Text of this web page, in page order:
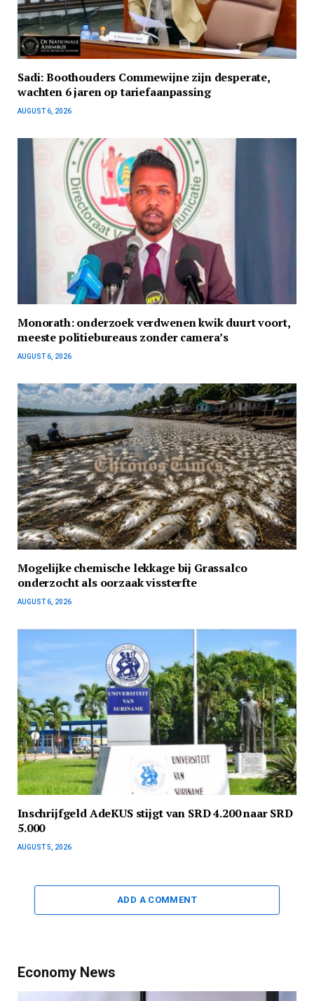
Sadi: Boothouders Commewijne zijn desperate,
wachten 6 jaren op tariefaanpassing
AUGUST 6, 2026
Monorath: onderzoek verdwenen kwik duurt voort,
meeste politiebureaus zonder camera’s
AUGUST 6, 2026
Mogelijke chemische lekkage bij Grassalco
onderzocht als oorzaak vissterfte
AUGUST 6, 2026
Inschrijfgeld AdeKUS stijgt van SRD 4.200 naar SRD
5.000
AUGUST 5, 2026
ADD A COMMENT
Economy News